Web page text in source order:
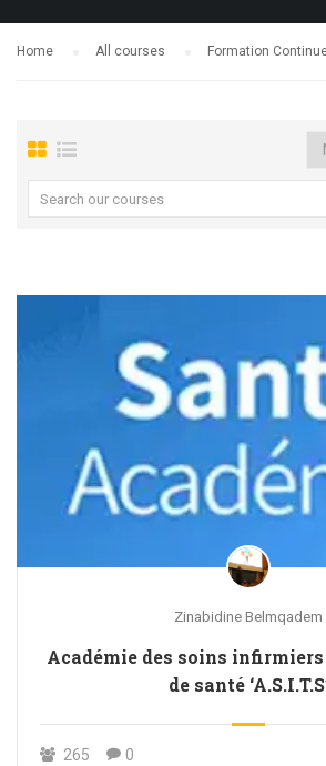
Home All courses Formation
Zinabidine Belmqadem
Académie des soins
de santé
265 0